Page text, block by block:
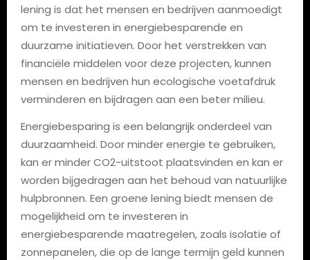
lening is dat het mensen en bedrijven aanmoedigt
om te investeren in energiebesparende en
duurzame initiatieven. Door het verstrekken van
financiële middelen voor deze projecten, kunnen
mensen en bedrijven hun ecologische voetafdruk
verminderen en bijdragen aan een beter milieu.
Energiebesparing is een belangrijk onderdeel van
duurzaamheid. Door minder energie te gebruiken,
kan er minder CO2-uitstoot plaatsvinden en kan er
worden bijgedragen aan het behoud van natuurlijke
hulpbronnen. Een groene lening biedt mensen de
mogelijkheid om te investeren in
energiebesparende maatregelen, zoals isolatie of
zonnepanelen, die op de lange termijn geld kunnen